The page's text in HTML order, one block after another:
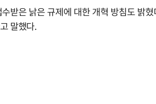
받은 낡은 규제에 대한 개혁 방침도 밝
말했다.